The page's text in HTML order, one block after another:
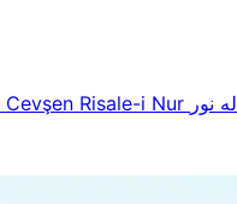
Cevşen Risale-i Nur